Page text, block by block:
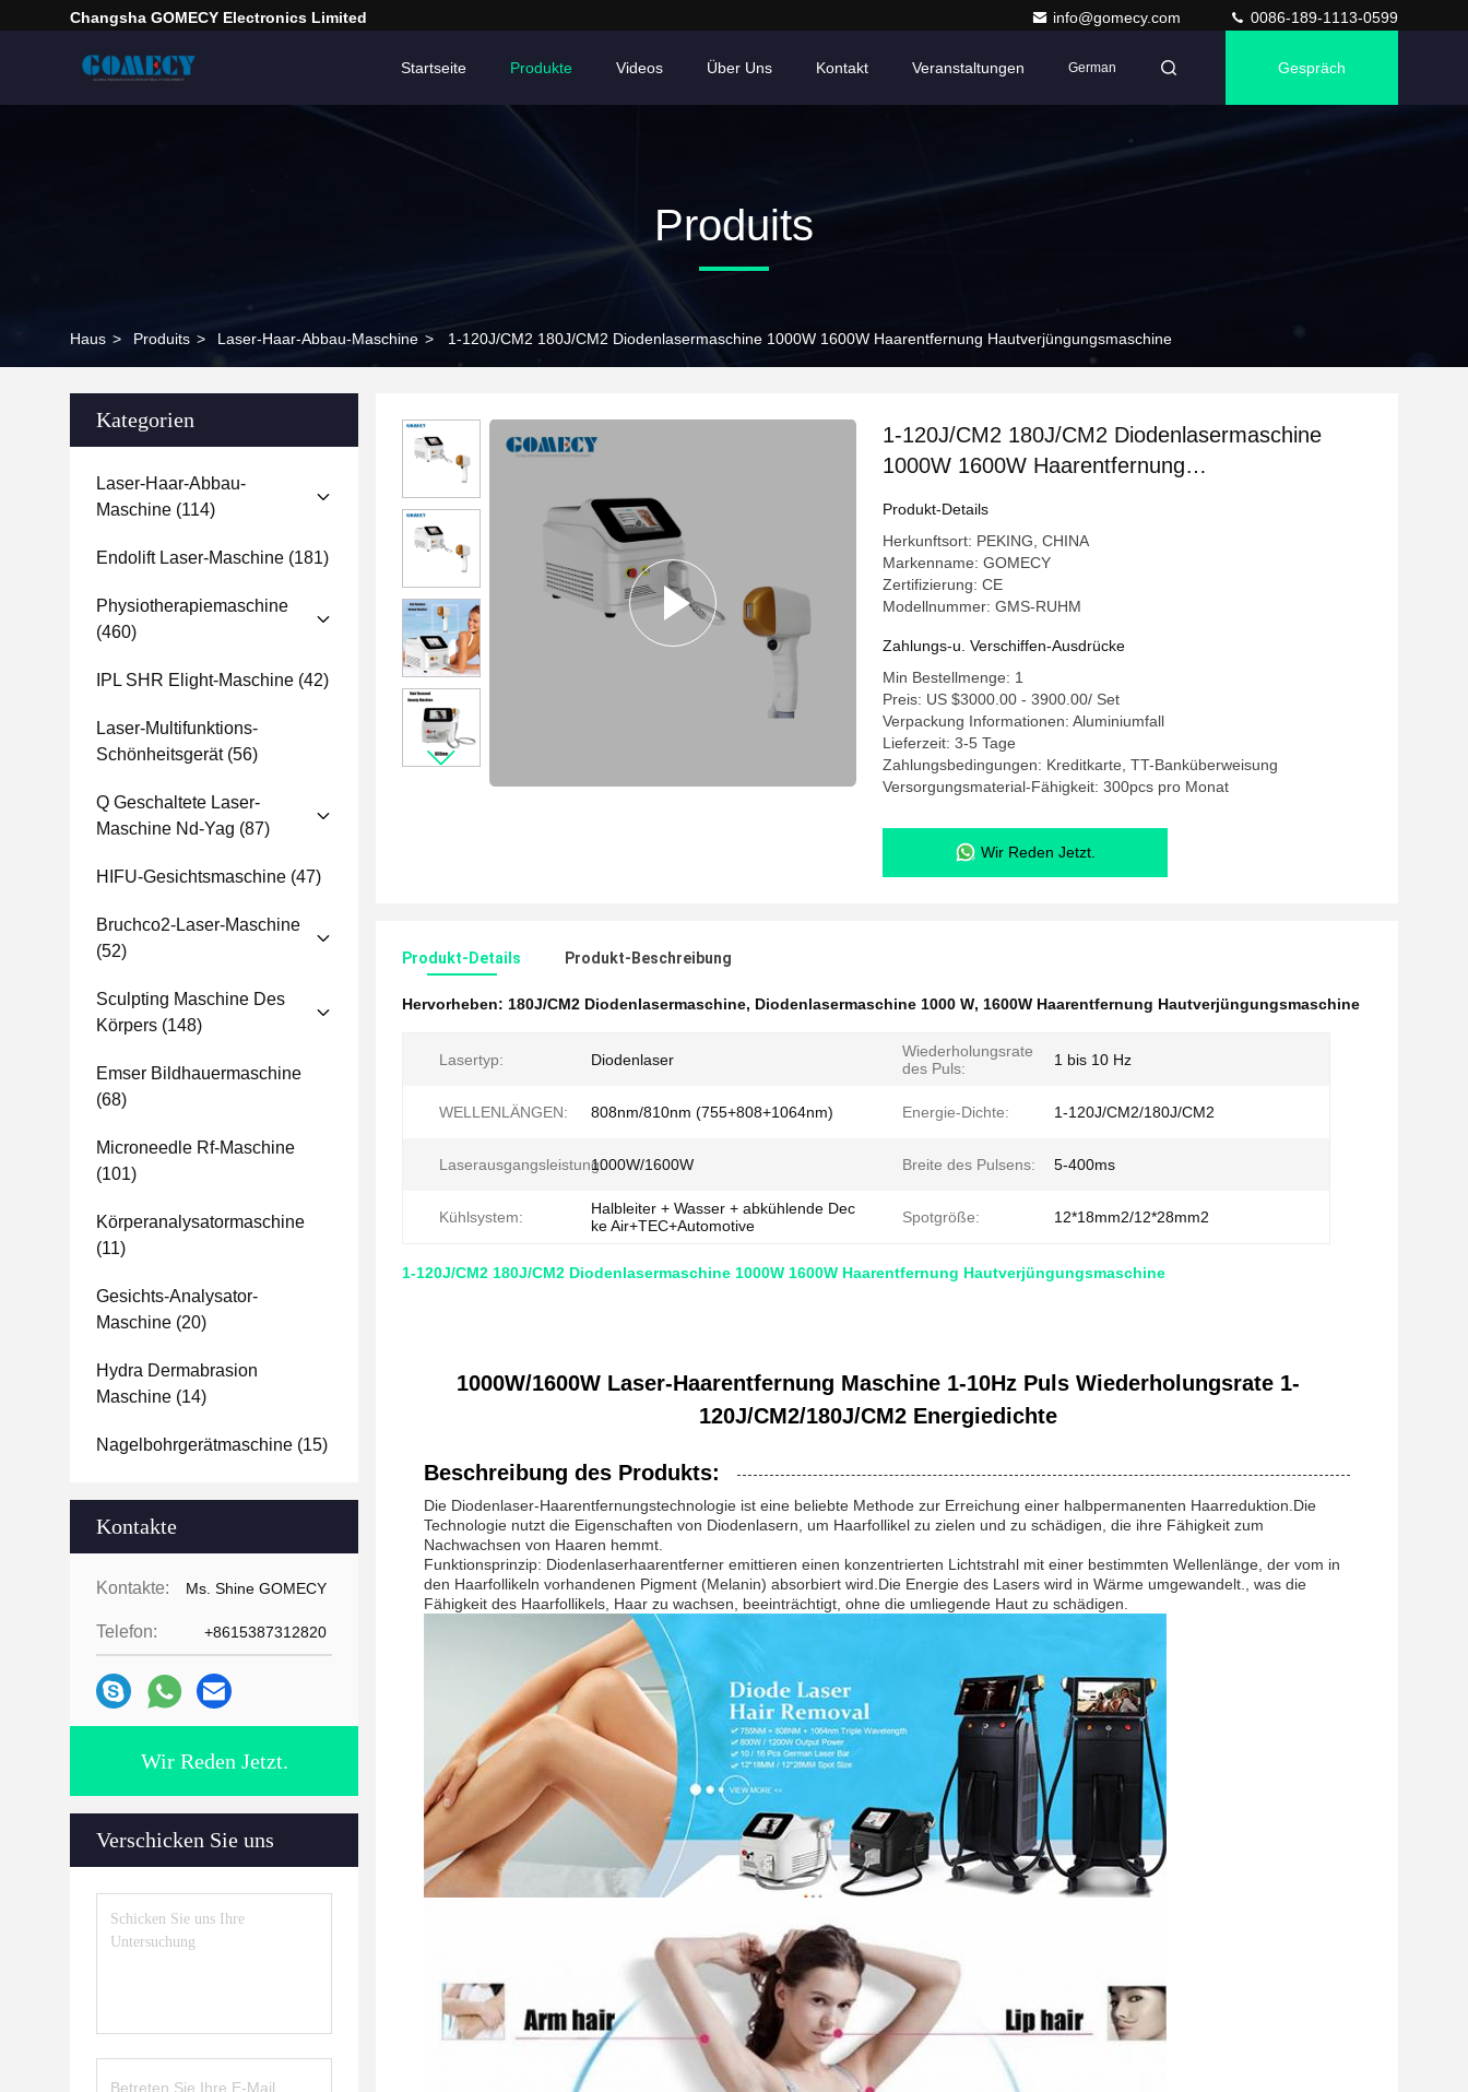
Changsha GOMECY Electronics Limited info@gomecy.com 0086-189-1113-0599
Startseite Produkte Videos Über Uns Kontakt Veranstaltungen German Gespräch
Produits
Haus > Produits > Laser-Haar-Abbau-Maschine > 1-120J/CM2 180J/CM2 Diodenlasermaschine 1000W 1600W Haarentfernung Hautverjüngungsmaschine
Kategorien
Laser-Haar-Abbau-
Maschine (114)
Endolift Laser-Maschine (181)
Physiotherapiemaschine
(460)
IPL SHR Elight-Maschine (42)
Laser-Multifunktions-
Schönheitsgerät(56)
Q Geschaltete Laser-
Maschine Nd-Yag (87)
HIFU-Gesichtsmaschine (47)
Bruchco2-Laser-Maschine
(52)
Sculpting Maschine Des
Körpers (148)
Emser Bildhauermaschine
(68)
Microneedle Rf-Maschine
(101)
Körperanalysatormaschine
(11)
Gesichts-Analysator-
Maschine (20)
Hydra Dermabrasion
Maschine (14)
Nagelbohrgerätmaschine (15)
Kontakte
Kontakte: Ms. Shine GOMECY
Telefon: +8615387312820
Wir Reden Jetzt.
Verschicken Sie uns
1-120J/CM2 180J/CM2 Diodenlasermaschine
1000W 1600W Haarentfernung
Produkt-Details
Herkunftsort: PEKING, CHINA
Markenname: GOMECY
Zertifizierung: CE
Modellnummer: GMS-RUHM
Zahlungs-u. Verschiffen-Ausdrücke
Min Bestellmenge: 1
Preis: US $3000.00 - 3900.00/ Set
Verpackung Informationen: Aluminiumfall
Lieferzeit: 3-5 Tage
Zahlungsbedingungen: Kreditkarte, TT-Banküberweisung
Versorgungsmaterial-Fähigkeit: 300pcs pro Monat
Wir Reden Jetzt.
Produkt-Details Produkt-Beschreibung
Hervorheben: 180J/CM2 Diodenlasermaschine, Diodenlasermaschine 1000 W, 1600W Haarentfernung Hautverjüngungsmaschine
Lasertyp: Diodenlaser
Wiederholungsrate
des Puls:
1 bis 10 Hz
WELLENLÄNGEN: 808nm/810nm (755+808+1064nm) Energie-Dichte: 1-120J/CM2/180J/CM2
Laserausgangsleistung:1000W/1600W Breite des Pulsens: 5-400ms
Kühlsystem:
Halbleiter + Wasser + abkühlende Dec
ke Air+TEC+Automotive
Spotgröße: 12*18mm2/12*28mm2
1-120J/CM2 180J/CM2 Diodenlasermaschine 1000W 1600W Haarentfernung Hautverjüngungsmaschine
1000W/1600W Laser-Haarentfernung Maschine 1-10Hz Puls Wiederholungsrate 1-
120J/CM2/180J/CM2 Energiedichte
Beschreibung des Produkts:
Die Diodenlaser-Haarentfernungstechnologie ist eine beliebte Methode zur Erreichung einer halbpermanenten Haarreduktion.Die
Technologie nutzt die Eigenschaften von Diodenlasern, um Haarfollikel zu zielen und zu schädigen, die ihre Fähigkeit zum
Nachwachsen von Haaren hemmt.
Funktionsprinzip: Diodenlaserhaarentferner emittieren einen konzentrierten Lichtstrahl mit einer bestimmten Wellenlänge, der vom in
den Haarfollikeln vorhandenen Pigment (Melanin) absorbiert wird.Die Energie des Lasers wird in Wärme umgewandelt., was die
Fähigkeit des Haarfollikels, Haar zu wachsen, beeinträchtigt, ohne die umliegende Haut zu schädigen.